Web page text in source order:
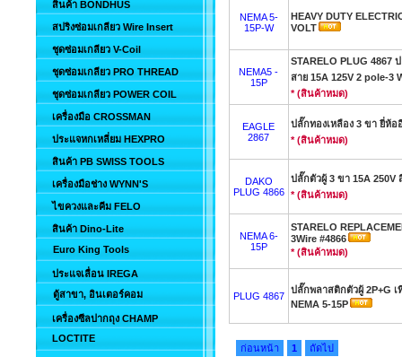
สินค้า BONDHUS
สปริงซ่อมเกลียว Wire Insert
ชุดซ่อมเกลียว V-Coil
ชุดซ่อมเกลียว PRO THREAD
ชุดซ่อมเกลียว POWER COIL
เครื่องมือ CROSSMAN
ประแจหกเหลี่ยม HEXPRO
สินค้า PB SWISS TOOLS
เครื่องมือช่าง WYNN'S
ไขควงและคีม FELO
สินค้า Dino-Lite
Euro King Tools
ประแจเลื่อน IREGA
ตู้สาขา, อินเตอร์คอม
เครื่องซีลปากถุง CHAMP
LOCTITE
NEMA 5-
15P-W
HEAVY DUTY
VOLT
NEMA5 -
15P
STARELO PLUG 4867
สาย 15A 125V 2 pole-3
* (สินค้าหมด)
EAGLE
2867
ปลั๊กทองเหลือง 3 ขา ยี่ห้อ
* (สินค้าหมด)
DAKO
PLUG 4866
ปลั๊กตัวผู้ 3 ขา 15A 250V
* (สินค้าหมด)
NEMA 6-
15P
STARELO
3Wire #4866
* (สินค้าหมด)
PLUG 4867
ปลั๊กพลาสติกตัวผู้ 2P+G เ
NEMA 5-15P
ก่อนหน้า 1 ถัดไป